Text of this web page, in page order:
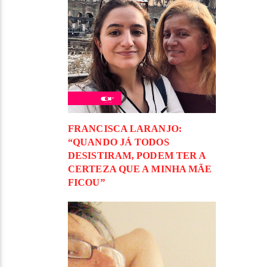
FRANCISCA LARANJO:
“QUANDO JÁ TODOS
DESISTIRAM, PODEM TER A
CERTEZA QUE A MINHA MÃE
FICOU”